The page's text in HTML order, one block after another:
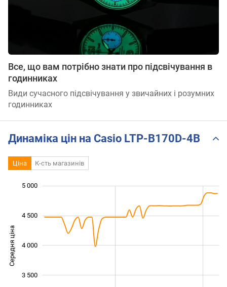
Все, що вам потрібно знати про підсвічування в
годинниках
Види сучасного підсвічування у звичайних і розумних
годинниках
Динаміка цін на Casio LTP-B170D-4B
Ціна К-сть магазинів
Середня ціна 3 400
4 000
5 000
4 500
3 500